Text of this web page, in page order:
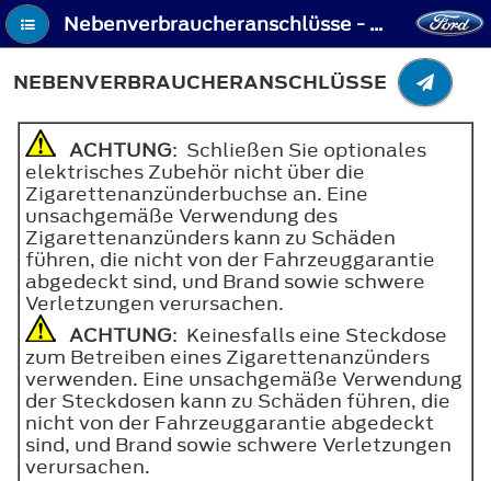
Nebenverbraucheranschlüsse - Nebenverbraucheranschlüsse
NEBENVERBRAUCHERANSCHLÜSSE
ACHTUNG: Schließen Sie optionales
elektrisches Zubehör nicht über die
Zigarettenanzünderbuchse an. Eine
unsachgemäße Verwendung des
Zigarettenanzünders kann zu Schäden
führen, die nicht von der Fahrzeuggarantie
abgedeckt sind, und Brand sowie schwere
Verletzungen verursachen.
ACHTUNG: Keinesfalls eine Steckdose
zum Betreiben eines Zigarettenanzünders
verwenden. Eine unsachgemäße Verwendung
der Steckdosen kann zu Schäden führen, die
nicht von der Fahrzeuggarantie abgedeckt
sind, und Brand sowie schwere Verletzungen
verursachen.